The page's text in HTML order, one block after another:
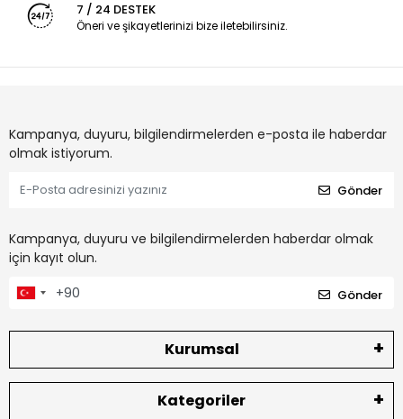
7 / 24 DESTEK
Öneri ve şikayetlerinizi bize iletebilirsiniz.
Kampanya, duyuru, bilgilendirmelerden e-posta ile haberdar
olmak istiyorum.
Gönder
Kampanya, duyuru ve bilgilendirmelerden haberdar olmak
için kayıt olun.
Gönder
Kurumsal
Kategoriler